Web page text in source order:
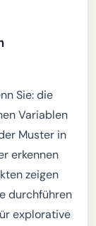
Sie: die
Variablen
Muster in
erkennen
zeigen
durchführen
explorative